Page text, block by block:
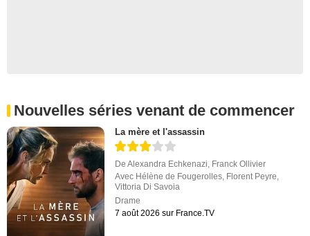
Nouvelles séries venant de commencer
La mère et l'assassin
DeAlexandra Echkenazi Franck Ollivier
Avec Hélène de Fougerolles Florent Peyre
Vittoria Di Savoia
Drame
7 août 2026 sur France.TV